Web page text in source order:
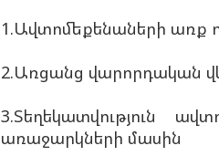
1.Ավտոմեքենաների առք
2.Առցանց վարորդական
3.Տեղեկատվություն
առաջարկների մասին